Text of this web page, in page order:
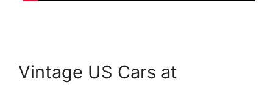
Vintage US Cars at